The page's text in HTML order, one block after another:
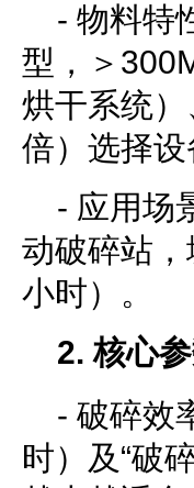
- 物料特
型，＞
烘干系统
倍）选择设
- 应用场
动破碎站
小时）。
2. 核心
- 破碎效
时）及“破